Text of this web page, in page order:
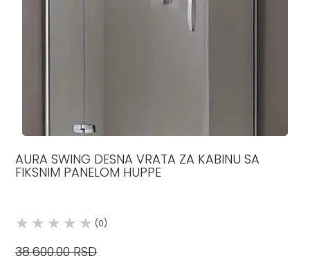
AURA SWING DESNA VRATA ZA KABINU SA
FIKSNIM PANELOM HUPPE
(0)
38.600,00 RSD